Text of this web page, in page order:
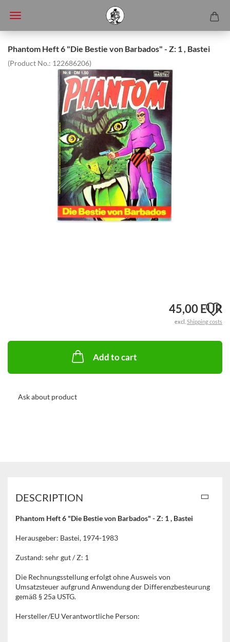
Phantom Heft 6 "Die Bestie von Barbados" - Z: 1 , Bastei
(Product No.: 122686206)
45,00 EUR
excl. Shipping costs
Add to cart
Ask about product
DESCRIPTION
Phantom Heft 6 "Die Bestie von Barbados" - Z: 1 , Bastei
Herausgeber: Bastei, 1974-1983
Zustand: sehr gut / Z: 1
Die Rechnungsstellung erfolgt ohne Ausweis von
Umsatzsteuer aufgrund Anwendung der Differenzbesteurung
gemäß § 25a USTG.
Hersteller/EU Verantwortliche Person: